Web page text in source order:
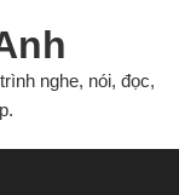
nghe, nói, đọc,